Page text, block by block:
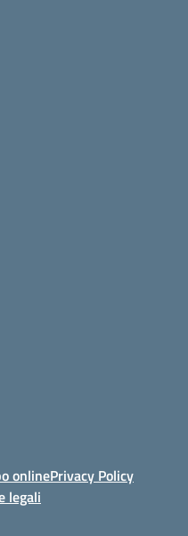
onlinePrivacy Policy
legali